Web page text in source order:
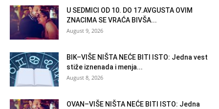
U SEDMICI OD 10. DO 17.AVGUSTA OVIM
ZNACIMA SE VRAĆA BIVŠA...
August 9, 2026
BIK–VIŠE NIŠTA NEĆE BITI ISTO: Jedna vest
stiže iznenada i menja...
August 8, 2026
OVAN–VIŠE NIŠTA NEĆE BITI ISTO: Jedna